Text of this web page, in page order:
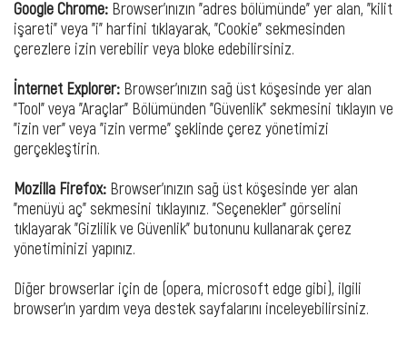
Google Chrome: Browser'ınızın "adres bölümünde" yer alan, "kilit
işareti" veya "i" harfini tıklayarak, "Cookie" sekmesinden
çerezlere izin verebilir veya bloke edebilirsiniz.
İnternet Explorer: Browser'ınızın sağ üst köşesinde yer alan
"Tool" veya "Araçlar" Bölümünden "Güvenlik" sekmesini tıklayın ve
"izin ver" veya "izin verme" şeklinde çerez yönetimizi
gerçekleştirin.
Mozilla Firefox: Browser'ınızın sağ üst köşesinde yer alan
"menüyü aç" sekmesini tıklayınız. "Seçenekler" görselini
tıklayarak "Gizlilik ve Güvenlik" butonunu kullanarak çerez
yönetiminizi yapınız.
Diğer browserlar için de (opera, microsoft edge gibi), ilgili
browser'ın yardım veya destek sayfalarını inceleyebilirsiniz.